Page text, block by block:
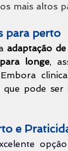
mais altos
para perto
adaptação de
longe
pode ser
e